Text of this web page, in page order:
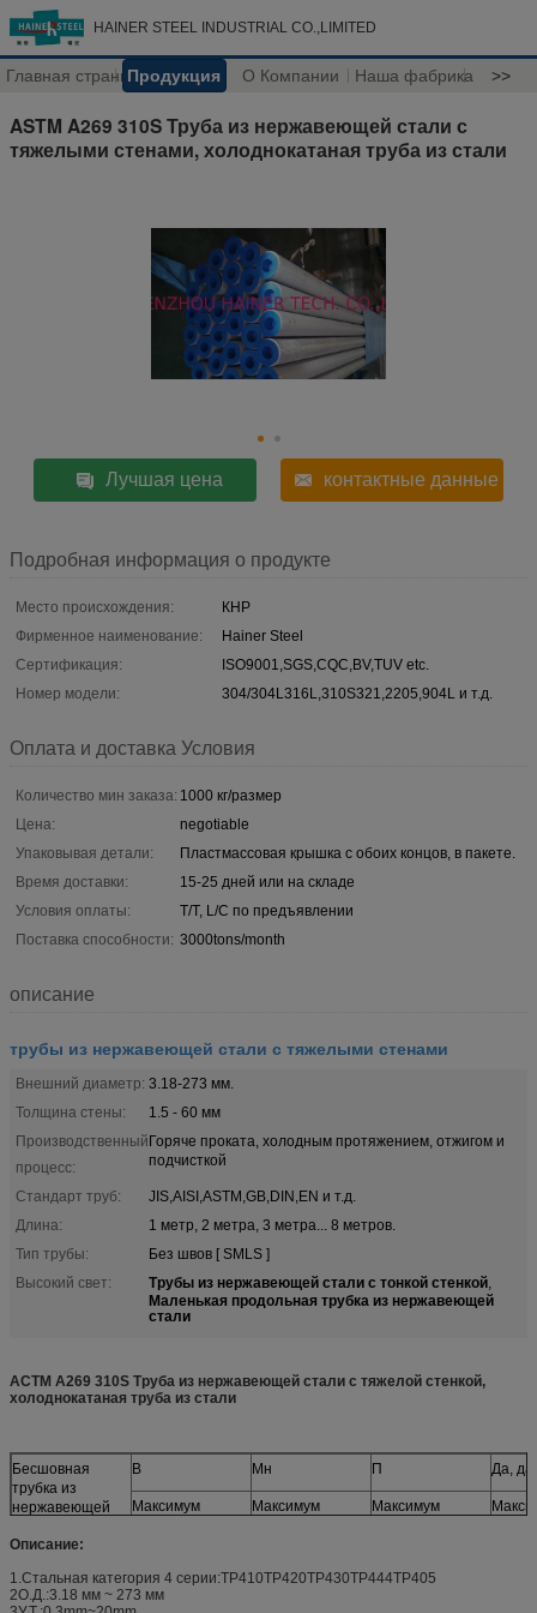
HAINER STEEL INDUSTRIAL CO.,LIMITED
Главная страницаПродукция О Компании Наша фабрика >>
ASTM A269 310S Труба из нержавеющей стали с
тяжелыми стенами, холоднокатаная труба из стали
Лучшая цена контактные данные
Подробная информация о продукте
Место происхождения:
КНР
Фирменное наименование:
Hainer Steel
Сертификация:
ISO9001,SGS,CQC,BV,TUV etc.
Номер модели:
304/304L316L,310S321,2205,904L и т.д.
Оплата и доставка Условия
Количество мин заказа: 1000 кг/размер
Цена:
negotiable
Упаковывая детали:
Пластмассовая крышка с обоих концов, в пакете.
Время доставки:
15-25 дней или на складе
Условия оплаты:
T/T, L/C по предъявлении
Поставка способности: 3000tons/month
описание
трубы из нержавеющей стали с тяжелыми стенами
Внешний диаметр: 3.18-273 мм.
Толщина стены:
1.5 - 60 мм
Производственный
процесс:
Горяче проката, холодным протяжением, отжигом и
подчисткой
Стандарт труб:
JIS,AISI,ASTM,GB,DIN,EN и т.д.
Длина:
1 метр, 2 метра, 3 метра... 8 метров.
Тип трубы:
Без швов [ SMLS ]
Высокий свет:
Трубы из нержавеющей стали с тонкой стенкой,
Маленькая продольная трубка из нержавеющей
стали
АСТМ A269 310S Труба из нержавеющей стали с тяжелой стенкой,
холоднокатаная труба из стали
Бесшовная
трубка из
нержавеющей
ASTM A268
В Мн П Да, да.
Максимум Максимум Максимум
Описание:
1.Стальная категория 4 серии:TP410TP420TP430TP444TP405
2О.Д.:3.18 мм ~ 273 мм